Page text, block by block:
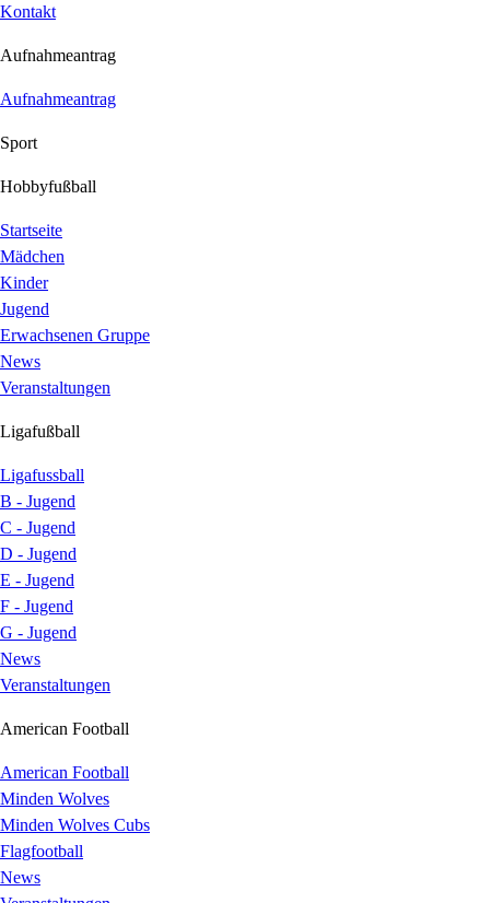
Kontakt
Aufnahmeantrag
Aufnahmeantrag
Sport
Hobbyfußball
Startseite
Mädchen
Kinder
Jugend
Erwachsenen Gruppe
News
Veranstaltungen
Ligafußball
Ligafussball
B - Jugend
C - Jugend
D - Jugend
E - Jugend
F - Jugend
G - Jugend
News
Veranstaltungen
American Football
American Football
Minden Wolves
Minden Wolves Cubs
Flagfootball
News